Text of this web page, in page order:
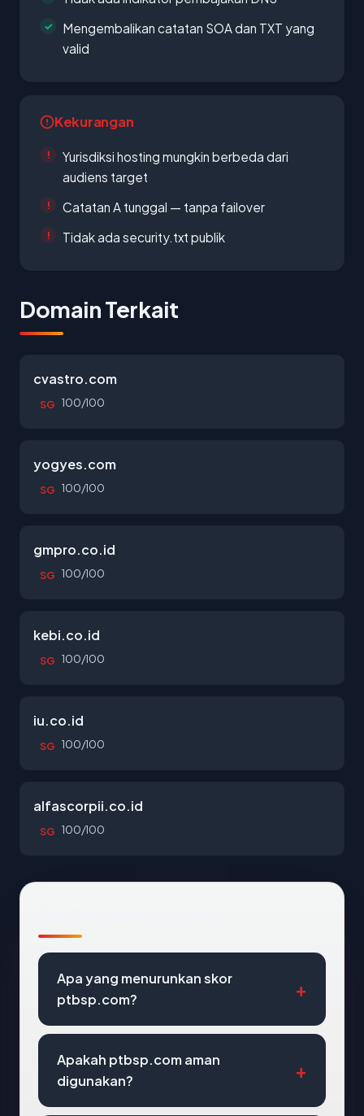
Mengembalikan catatan SOA dan TXT yang
valid
Kekurangan
Yurisdiksi hosting mungkin berbeda dari
audiens target
Catatan A tunggal — tanpa failover
Tidak ada security.txt publik
Domain Terkait
cvastro.com
SG 100/100
yogyes.com
SG 100/100
gmpro.co.id
SG 100/100
kebi.co.id
SG 100/100
iu.co.id
SG 100/100
alfascorpii.co.id
SG 100/100
Apa yang menurunkan skor
ptbsp.com?
Apakah ptbsp.com aman
digunakan?